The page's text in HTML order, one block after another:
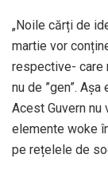
„Noile cărți de
martie vor
respective- care
nu de ”gen”.
Acest Guvern nu
elemente woke
pe rețelele de